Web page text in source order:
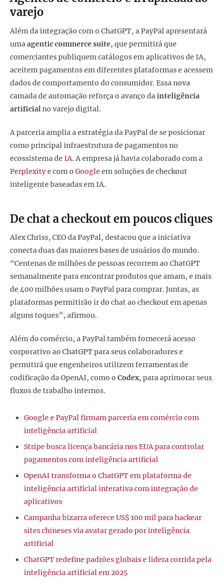
varejo
Além da integração com o ChatGPT, a PayPal apresentará
umaagentic commerce suite, que permitirá que
comerciantes publiquem catálogos em aplicativos de IA,
aceitem pagamentos em diferentes plataformas e acessem
dados de comportamento do consumidor. Essa nova
camada de automação reforça o avanço dainteligência
artificialno varejo digital.
A parceria amplia a estratégia da PayPal de se posicionar
como principal infraestrutura de pagamentos no
ecossistema de IA. A empresa já havia colaborado com a
Perplexitye com o Google em soluções de checkout
inteligente baseadas em IA.
De chat a checkout em poucos cliques
Alex Chriss, CEO da PayPal, destacou que a iniciativa
conecta duas das maiores bases de usuários do mundo.
“Centenas de milhões de pessoas recorrem ao ChatGPT
semanalmente para encontrar produtos que amam, e mais
de 400 milhões usam o PayPal para comprar. Juntas, as
plataformas permitirão ir do chat ao checkout em apenas
alguns toques”, afirmou.
Além do comércio, a PayPal também fornecerá acesso
corporativo ao ChatGPT para seus colaboradores e
permitirá que engenheiros utilizem ferramentas de
codificação da OpenAI, como o Codex, para aprimorar seus
fluxos de trabalho internos.
Google e PayPal firmam parceria em comércio com
inteligência artificial
Stripe busca licença bancária nos EUA para controlar
pagamentos com inteligência artificial
OpenAI transforma o ChatGPT em plataforma de
inteligência artificial interativa com integração de
aplicativos
Campanha bizarra oferece US$ 100 mil para hackear
sites chineses via avatar gerado por inteligência
artificial
ChatGPT redefine padrões globais e lidera corrida pela
inteligência artificial em 2025